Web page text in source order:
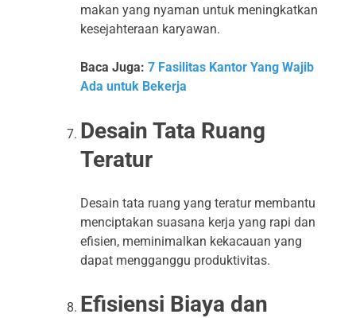
makan yang nyaman untuk meningkatkan
kesejahteraan karyawan.
Baca Juga: 7 Fasilitas Kantor Yang Wajib
Ada untuk Bekerja
Desain Tata Ruang
Teratur
Desain tata ruang yang teratur membantu
menciptakan suasana kerja yang rapi dan
efisien, meminimalkan kekacauan yang
dapat mengganggu produktivitas.
Efisiensi Biaya dan